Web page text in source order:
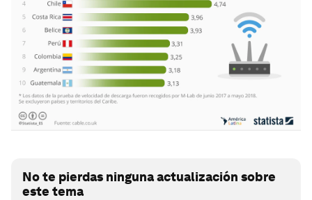
No te pierdas ninguna actualización sobre
este tema